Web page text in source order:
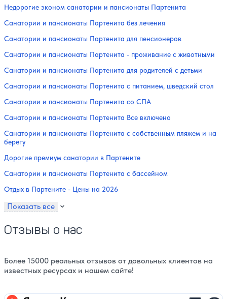
Недорогие эконом санатории и пансионаты Партенита
Санатории и пансионаты Партенита без лечения
Санатории и пансионаты Партенита для пенсионеров
Санатории и пансионаты Партенита - проживание с животными
Санатории и пансионаты Партенита для родителей с детьми
Санатории и пансионаты Партенита с питанием, шведский стол
Санатории и пансионаты Партенита со СПА
Санатории и пансионаты Партенита Все включено
Санатории и пансионаты Партенита с собственным пляжем и на
берегу
Дорогие премиум санатории в Партените
Санатории и пансионаты Партенита с бассейном
Отдых в Партените - Цены на 2026
Показать все
Отзывы о нас
Более 15000 реальных отзывов от довольных клиентов на
известных ресурсах и нашем сайте!